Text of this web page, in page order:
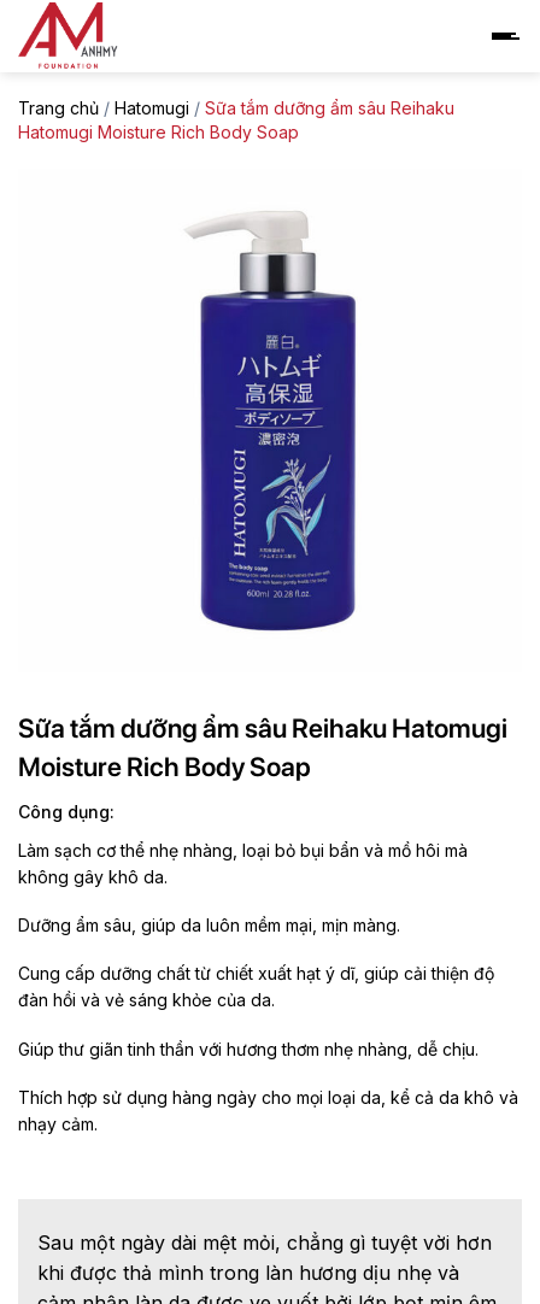
content
Trang chủ / Hatomugi / Sữa tắm dưỡng ẩm sâu Reihaku
Hatomugi Moisture Rich Body Soap
Sữa tắm dưỡng ẩm sâu Reihaku Hatomugi
Moisture Rich Body Soap
Công dụng:
Làm sạch cơ thể nhẹ nhàng, loại bỏ bụi bẩn và mồ hôi mà
không gây khô da.
Dưỡng ẩm sâu, giúp da luôn mềm mại, mịn màng.
Cung cấp dưỡng chất từ chiết xuất hạt ý dĩ, giúp cải thiện độ
đàn hồi và vẻ sáng khỏe của da.
Giúp thư giãn tinh thần với hương thơm nhẹ nhàng, dễ chịu.
Thích hợp sử dụng hàng ngày cho mọi loại da, kể cả da khô và
nhạy cảm.
Sau một ngày dài mệt mỏi, chẳng gì tuyệt vời hơn
khi được thả mình trong làn hương dịu nhẹ và